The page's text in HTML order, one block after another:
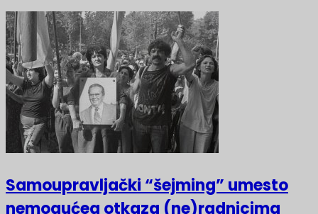
Samoupravljački “šejming” umesto
nemogućeg otkaza (ne)radnicima